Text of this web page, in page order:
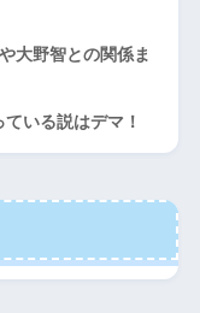
大野智との関係ま
いる説はデマ！